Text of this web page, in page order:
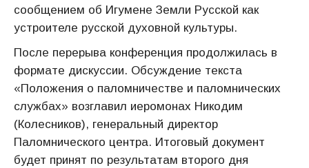
сообщением об Игумене Земли Русской как
устроителе русской духовной культуры.
После перерыва конференция продолжилась в
формате дискуссии. Обсуждение текста
«Положения о паломничестве и паломнических
службах» возглавил иеромонах Никодим
(Колесников), генеральный директор
Паломнического центра. Итоговый документ
будет принят по результатам второго дня